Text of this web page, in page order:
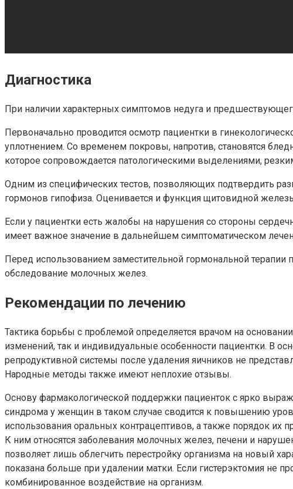
Диагностика
При наличии характерных симптомов недуга и
Первоначально проводится осмотр пациентки в
уплотнением. Со временем покровы, напротив, становятся
которое сопровождается патологическими выделениями,
Одним из специфических тестов, позволяющих подтвердить
гормонов гипофиза. Оценивается и функция щитовидной
Если у пациентки есть жалобы на нарушения со стороны
имеет важное значение в дальнейшем симптоматическом
Перед использованием заместительной гормональной
обследование молочных желез.
Рекомендации по лечению
Тактика борьбы с проблемой определяется врачом на
изменений, так и индивидуальные особенности пациентки. В
репродуктивной системы после удаления яичников не
Народные методы также имеют неплохие отзывы.
Основу фармакологической поддержки пациенток с ярко
синдрома у женщин в таком случае сводится к повышению
использования оральных контрацептивов, а также порядок их
К ним относятся заболевания молочных желез, печени и
позволяет лишь облегчить перестройку организма на новый
показана больше при удалении матки. Если гистерэктомия не
комбинированное воздействие на организм.